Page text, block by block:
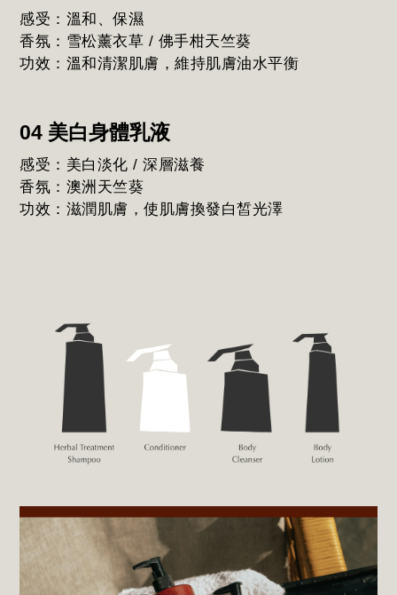
感受：溫和、保濕
香氛：雪松薰衣草 / 佛手柑天竺葵
功效：溫和清潔肌膚，維持肌膚油水平衡
04 美白身體乳液
感受：美白淡化 / 深層滋養
香氛：澳洲天竺葵
功效：滋潤肌膚，使肌膚換發白皙光澤